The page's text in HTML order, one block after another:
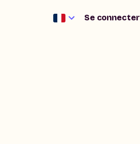
Se connecter